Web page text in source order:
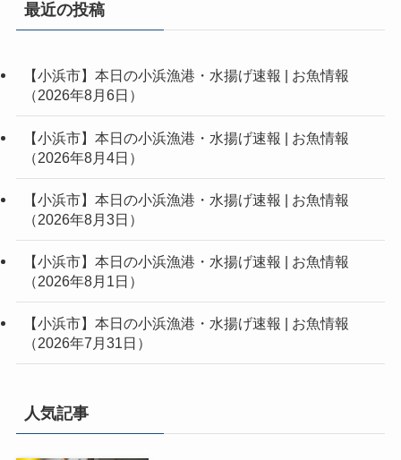
最近の投稿
【小浜市】本日の小浜漁港・水揚げ速報 | お魚情報
（2026年8月6日）
【小浜市】本日の小浜漁港・水揚げ速報 | お魚情報
（2026年8月4日）
【小浜市】本日の小浜漁港・水揚げ速報 | お魚情報
（2026年8月3日）
【小浜市】本日の小浜漁港・水揚げ速報 | お魚情報
（2026年8月1日）
【小浜市】本日の小浜漁港・水揚げ速報 | お魚情報
（2026年7月31日）
人気記事